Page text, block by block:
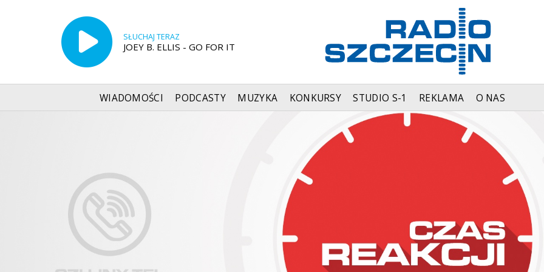
SŁUCHAJ TERAZ
JOEY B. ELLIS - GO FOR IT
WIADOMOŚCI PODCASTY MUZYKA KONKURSY STUDIO S-1 REKLAMA O NAS